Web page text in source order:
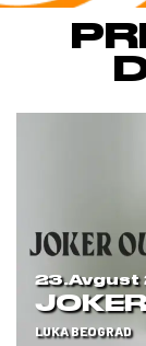
23.avgust
LUKA BEOGRAD